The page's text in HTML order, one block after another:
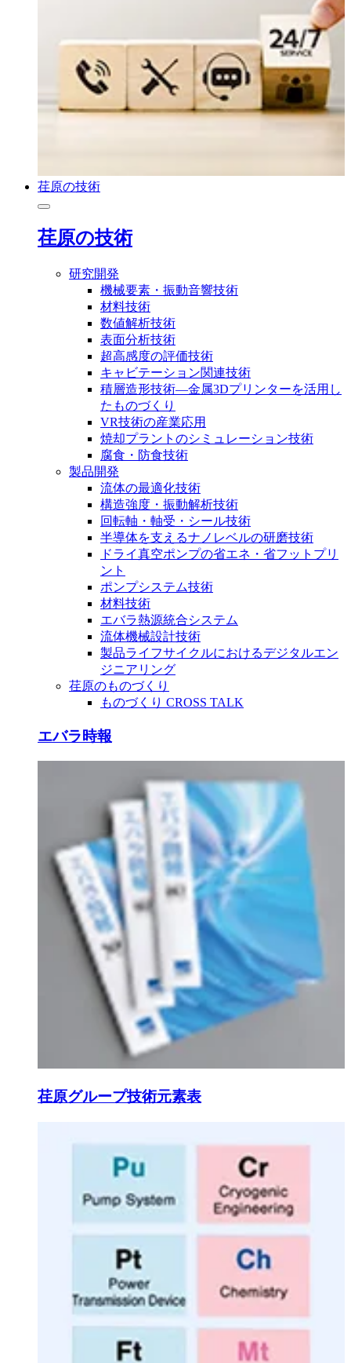
荏原の技術
荏原の技術
研究開発
機械要素・振動音響技術
材料技術
数値解析技術
表面分析技術
超高感度の評価技術
キャビテーション関連技術
積層造形技術―金属3Dプリンターを活用し
たものづくり
VR技術の産業応用
焼却プラントのシミュレーション技術
腐食・防食技術
製品開発
流体の最適化技術
構造強度・振動解析技術
回転軸・軸受・シール技術
半導体を支えるナノレベルの研磨技術
ドライ真空ポンプの省エネ・省フットプリ
ント
ポンプシステム技術
材料技術
エバラ熱源統合システム
流体機械設計技術
製品ライフサイクルにおけるデジタルエン
ジニアリング
荏原のものづくり
ものづくり CROSS TALK
エバラ時報
荏原グループ技術元素表